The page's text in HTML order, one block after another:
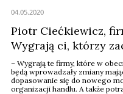
Piotr Ciećkiewicz,
Wygrają ci, którzy
– Wygrają te firmy, które w
będą wprowadzały zmiany
dopasowanie się do nowego
organizacji handlu. A także
04.05.2020